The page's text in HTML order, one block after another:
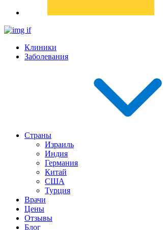
Клиники
Заболевания
Страны
Израиль
Индия
Германия
Китай
США
Турция
Врачи
Цены
Отзывы
Блог